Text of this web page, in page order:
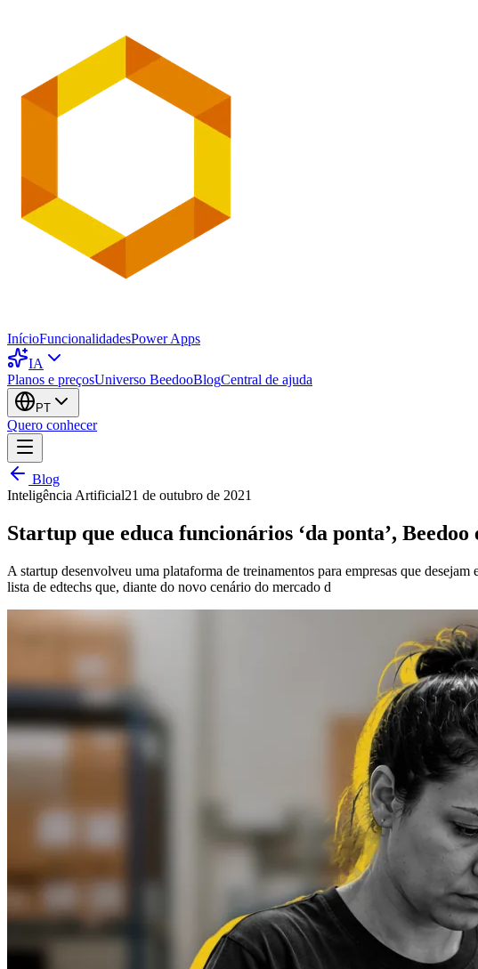
InícioFuncionalidadesPower Apps
IA
Planos e preçosUniverso BeedooBlogCentral de ajuda
PT
Quero conhecer
Blog
Inteligência Artificial21 de outubro de 2021
Startup que educa funcionários ‘da ponta’,
A startup desenvolveu uma plataforma de treinamentos para empresas que
lista de edtechs que, diante do novo cenário do mercado d